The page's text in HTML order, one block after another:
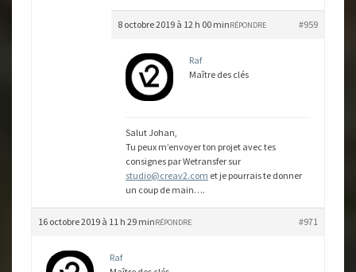
8 octobre 2019 à 12 h 00 min #959
RÉPONDRE
Raf
Maître des clés
Salut Johan,
Tu peux m’envoyer ton projet avec tes
consignes par Wetransfer sur
studio@creav2.com et je pourrais te donner
un coup de main….
16 octobre 2019 à 11 h 29 min #971
RÉPONDRE
Raf